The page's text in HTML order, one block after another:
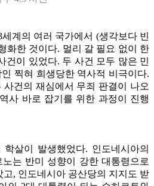
계의 여러 국가에서 (생각보다 빈
화한 것이다. 멀리 갈 필요 없이 한
건이 있었다. 두 사건 모두 많은 민
찍혀 희생당한 역사적 비극이다.
건의 재심에서 무죄 판결이 나오
사 바로 잡기를 위한 과정이 진행
살이 발생했었다. 인도네시아의
는 반미 성향이 강한 대통령으로
, 인도네시아 공산당의 지지도 받